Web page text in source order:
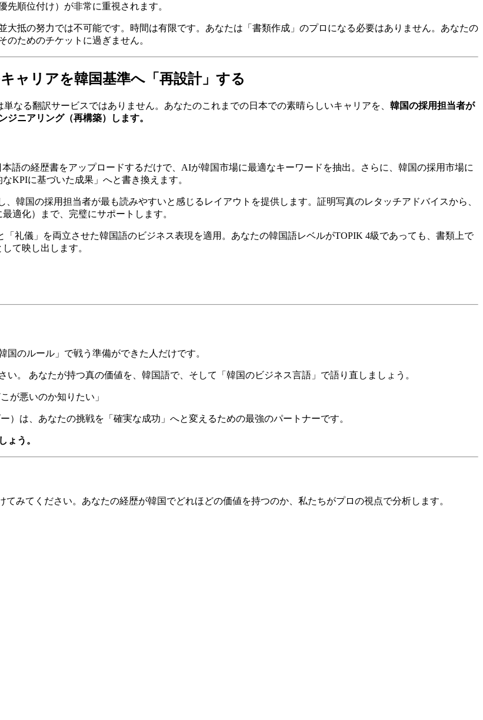
順位付け）が非常に重視されます。
抵の努力では不可能です。時間は有限です。あなたは「書類作成」のプロになる必要はありません。あなたの
ためのチケットに過ぎません。
ャリアを韓国基準へ「再設計」する
なる翻訳サービスではありません。あなたのこれまでの日本での素晴らしいキャリアを、 韓国の採用担当者が
ジニアリング（再構築）します。
本語の経歴書をアップロードするだけで、AIが韓国市場に最適なキーワードを抽出。さらに、韓国の採用市場に
KPIに基づいた成果」へと書き換えます。
、韓国の採用担当者が最も読みやすいと感じるレイアウトを提供します。証明写真のレタッチアドバイスから、
適化）まで、完璧にサポートします。
礼儀」を両立させた韓国語のビジネス表現を適用。あなたの韓国語レベルがTOPIK 4級であっても、書類上で
て映し出します。
のルール」で戦う準備ができた人だけです。
。 あなたが持つ真の価値を、韓国語で、そして「韓国のビジネス言語」で語り直しましょう。
が悪いのか知りたい」
は、あなたの挑戦を「確実な成功」へと変えるための最強のパートナーです。
ょう。
みてください。あなたの経歴が韓国でどれほどの価値を持つのか、私たちがプロの視点で分析します。